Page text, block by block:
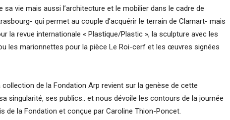
vie mais aussi l’architecture et le mobilier dans le cadre de
qui permet au couple d’acquérir le terrain de Clamart- mais
la revue internationale « Plastique/Plastic », la sculpture avec les
les marionnettes pour la pièce Le Roi-cerf et les œuvres signées
collection de la Fondation Arp revient sur la genèse de cette
singularité, ses publics.. et nous dévoile les contours de la journée
de la Fondation et conçue par Caroline Thion-Poncet.